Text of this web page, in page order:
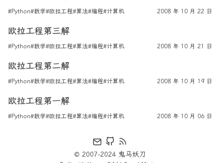
#Python#数学#欧拉工程#算法#编程#计算机 2008 年 10 月 22 日
欧拉工程第三解
#Python#数学#欧拉工程#算法#编程#计算机 2008 年 10 月 21 日
欧拉工程第二解
#Python#数学#欧拉工程#算法#编程#计算机 2008 年 10 月 19 日
欧拉工程第一解
#Python#数学#欧拉工程#算法#编程#计算机 2008 年 10 月 06 日
© 2007-2024 鬼马妖刀